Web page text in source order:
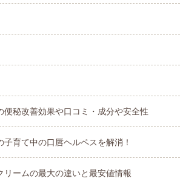
便秘改善効果や口コミ・成分や安全性
育て中の口唇ヘルペスを解消！
リームの最大の違いと最安値情報